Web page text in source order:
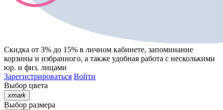
Скидка от 3% до 15% в личном кабинете, запоминание
корзины и избранного, а также удобная работа с несколькими
юр. и физ. лицами
Зарегистрироваться Войти
Выбор цвета
xmark
Выбор размера